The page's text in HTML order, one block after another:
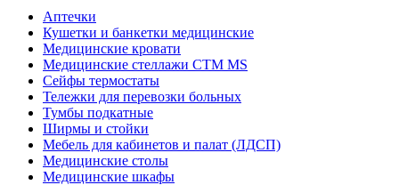
Аптечки
Кушетки и банкетки медицинские
Медицинские кровати
Медицинские стеллажи CTM MS
Сейфы термостаты
Тележки для перевозки больных
Тумбы подкатные
Ширмы и стойки
Мебель для кабинетов и палат (ЛДСП)
Медицинские столы
Медицинские шкафы